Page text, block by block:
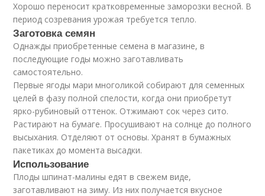
Хорошо переносит кратковременные заморозки весной. В
период созревания урожая требуется тепло.
Заготовка семян
Однажды приобретенные семена в магазине, в
последующие годы можно заготавливать
самостоятельно.
Первые ягоды мари многоликой собирают для семенных
целей в фазу полной спелости, когда они приобретут
ярко-рубиновый оттенок. Отжимают сок через сито.
Растирают на бумаге. Просушивают на солнце до полного
высыхания. Отделяют от основы. Хранят в бумажных
пакетиках до момента высадки.
Использование
Плоды шпинат-малины едят в свежем виде,
заготавливают на зиму. Из них получается вкусное